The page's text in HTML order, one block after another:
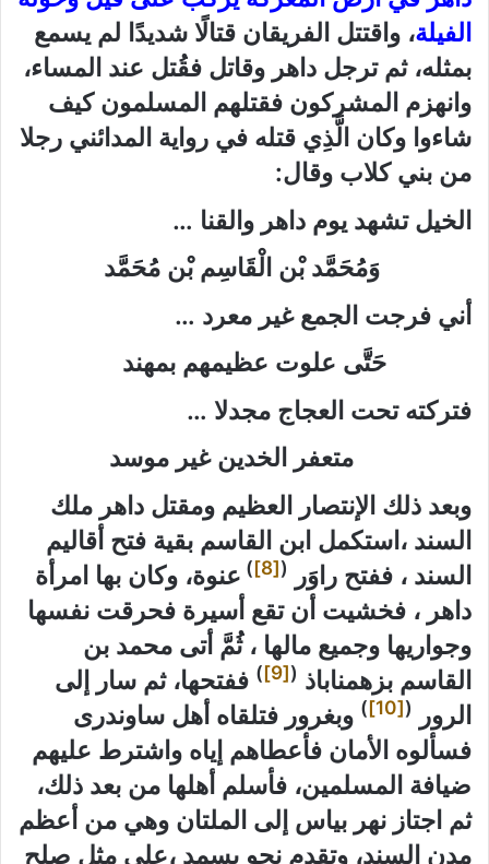
الفيلة، واقتتل الفريقان قتالًا شديدًا لم يسمع
بمثله، ثم ترجل داهر وقاتل فقُتل عند المساء،
وانهزم المشركون فقتلهم المسلمون كيف
شاءوا وكان الَّذِي قتله في رواية المدائني رجلا
من بني كلاب وقال:
الخيل تشهد يوم داهر والقنا …
وَمُحَمَّد بْن الْقَاسِم بْن مُحَمَّد
أني فرجت الجمع غير معرد …
حَتَّى علوت عظيمهم بمهند
فتركته تحت العجاج مجدلا …
متعفر الخدين غير موسد
وبعد ذلك الإنتصار العظيم ومقتل داهر ملك
السند ،استكمل ابن القاسم بقية فتح أقاليم
السند ، ففتح راوَر
(
[8]
) عنوة، وكان بها امرأة
داهر ، فخشيت أن تقع أسيرة فحرقت نفسها
وجواريها وجميع مالها ، ثُمَّ أتى محمد بن
القاسم بزهمناباذ (
[9]
) ففتحها، ثم سار إلى
الرور
(
[10]
) وبغرور فتلقاه أهل ساوندرى
فسألوه الأمان فأعطاهم إياه واشترط عليهم
ضيافة المسلمين، فأسلم أهلها من بعد ذلك،
ثم اجتاز نهر بياس إلى الملتان وهي من أعظم
مدن السند، وتقدم نحو بسمد ،على مثل صلح